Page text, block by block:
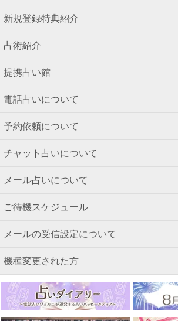
新規登録特典紹介
占術紹介
提携占い館
電話占いについて
予約依頼について
チャット占いについて
メール占いについて
ご待機スケジュール
メールの受信設定について
機種変更された方